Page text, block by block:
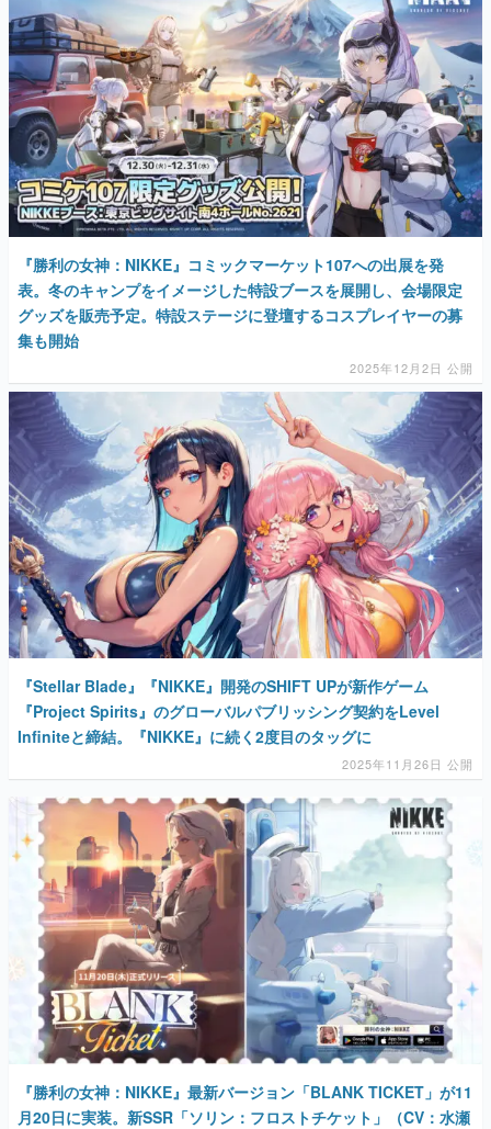
『勝利の女神：NIKKE』コミックマーケット107への出展を発
表。冬のキャンプをイメージした特設ブースを展開し、会場限定
グッズを販売予定。特設ステージに登壇するコスプレイヤーの募
集も開始
2025年12月2日 公開
『Stellar Blade』『NIKKE』開発のSHIFT UPが新作ゲーム
『Project Spirits』のグローバルパブリッシング契約をLevel
Infiniteと締結。『NIKKE』に続く2度目のタッグに
2025年11月26日 公開
『勝利の女神：NIKKE』最新バージョン「BLANK TICKET」が11
月20日に実装。新SSR「ソリン：フロストチケット」（CV：水瀬